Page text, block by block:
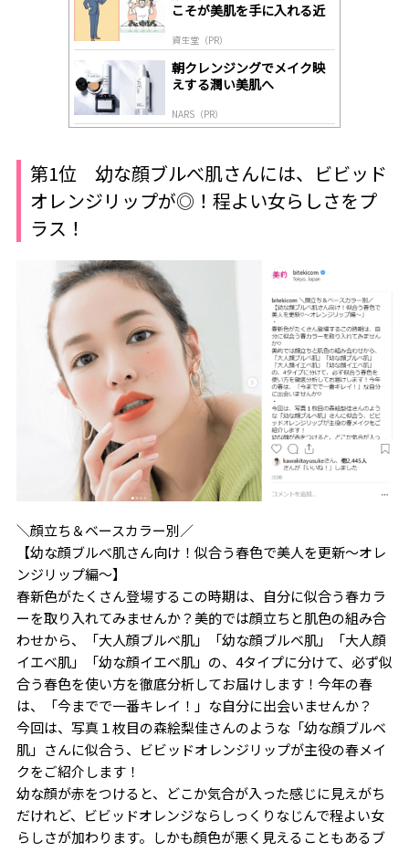
こそが美肌を手に入れる近
資生堂（PR）
朝クレンジングでメイク映
えする潤い美肌へ
NARS（PR）
第1位 幼な顔ブルべ肌さんには、ビビッド
オレンジリップが◎！程よい女らしさをプ
ラス！
＼顔立ち＆ベースカラー別／
【幼な顔ブルべ肌さん向け！似合う春色で美人を更新～オレ
ンジリップ編～】
春新色がたくさん登場するこの時期は、自分に似合う春カラ
ーを取り入れてみませんか？美的では顔立ちと肌色の組み合
わせから、「大人顔ブルべ肌」「幼な顔ブルベ肌」「大人顔
イエベ肌」「幼な顔イエベ肌」の、4タイプに分けて、必ず似
合う春色を使い方を徹底分析してお届けします！今年の春
は、「今までで一番キレイ！」な自分に出会いませんか？
今回は、写真１枚目の森絵梨佳さんのような「幼な顔ブルベ
肌」さんに似合う、ビビッドオレンジリップが主役の春メイ
クをご紹介します！
幼な顔が赤をつけると、どこか気合が入った感じに見えがち
だけれど、ビビッドオレンジならしっくりなじんで程よい女
らしさが加わります。しかも顔色が悪く見えることもあるブ